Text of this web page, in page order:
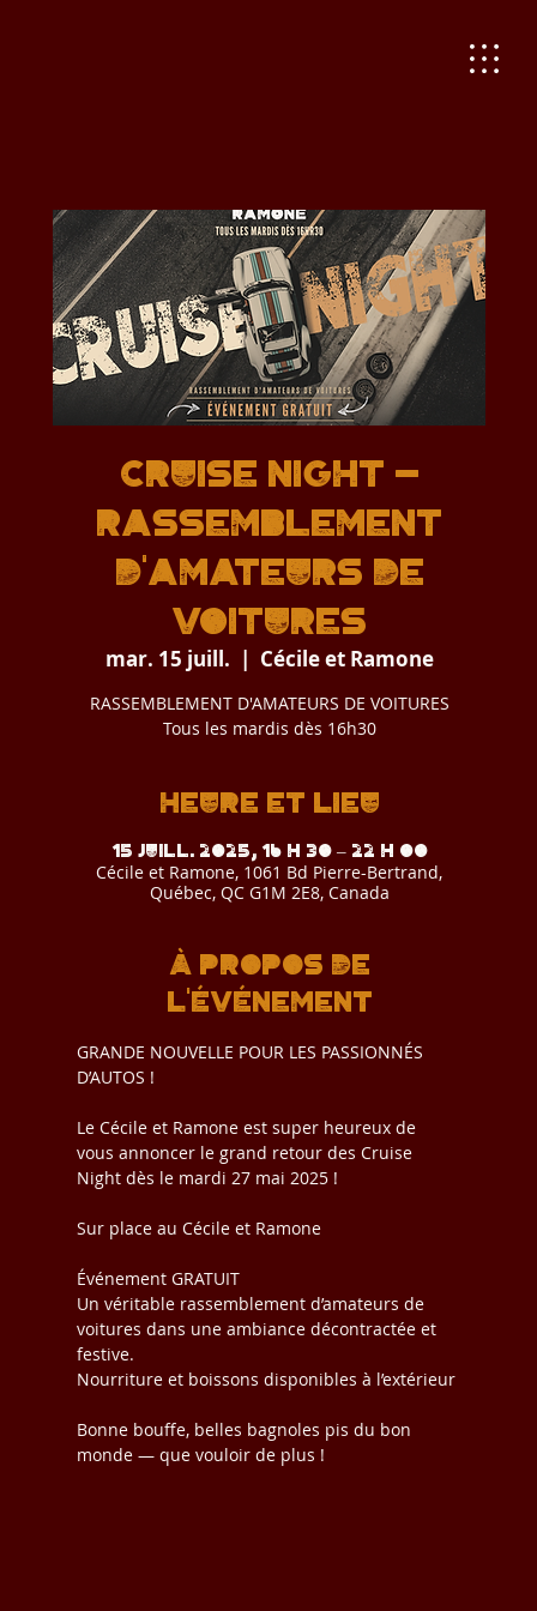
Cruise Night -
Rassemblement
d'amateurs de
voitures
mar. 15 juill.
  |
Cécile et Ramone
RASSEMBLEMENT D'AMATEURS DE VOITURES
Tous les mardis dès 16h30
Heure et lieu
15 juill. 2025, 16 h 30 – 22 h 00
Cécile et Ramone, 1061 Bd Pierre-Bertrand,
Québec, QC G1M 2E8, Canada
À propos de
l'événement
GRANDE NOUVELLE POUR LES PASSIONNÉS
D’AUTOS !
Le Cécile et Ramone est super heureux de
vous annoncer le grand retour des Cruise
Night dès le mardi 27 mai 2025 !
Sur place au Cécile et Ramone
Événement GRATUIT
Un véritable rassemblement d’amateurs de
voitures dans une ambiance décontractée et
festive.
Nourriture et boissons disponibles à l’extérieur
Bonne bouffe, belles bagnoles pis du bon
monde — que vouloir de plus !